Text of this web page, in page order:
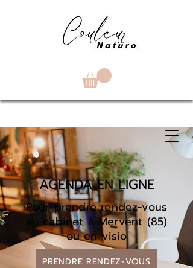
AGENDA EN LIGNE
Pour prendre rendez-vous
au cabinet à Mervent (85)
ou en visio
PRENDRE RENDEZ-VOUS